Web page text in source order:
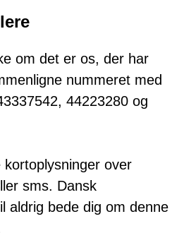
om det er os, der har
nummeret med
44223280 og
kortoplysninger over
sms. Dansk
aldrig bede dig om denne